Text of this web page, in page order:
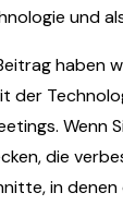
und
haben
der
Wenn
die
in